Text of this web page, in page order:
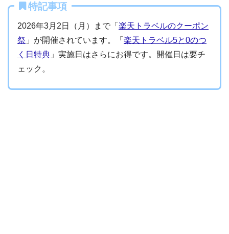
特記事項
2026年3月2日（月）まで「 楽天トラベルのクーポン
祭 」が開催されています。「 楽天トラベル5と0のつ
く日特典 」実施日はさらにお得です。開催日は要チ
ェック。